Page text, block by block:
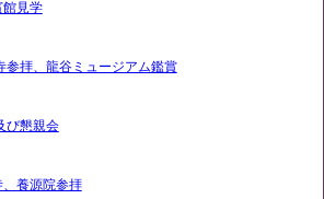
見学
参拝、龍谷ミュージアム鑑賞
び懇親会
養源院参拝